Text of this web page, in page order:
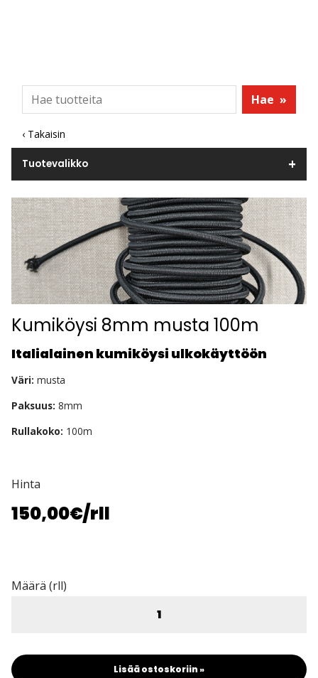
Hae »
‹ Takaisin
Tuotevalikko
Kumiköysi 8mm musta 100m
Italialainen kumiköysi ulkokäyttöön
Väri: musta
Paksuus: 8mm
Rullakoko: 100m
Hinta
150,00€/rll
Määrä (rll)
Lisää ostoskoriin »